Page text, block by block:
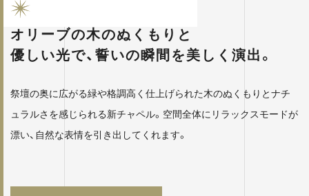
オリーブの木のぬくもりと
優しい光で、 誓いの瞬間を美しく演出。
祭壇の奥に広がる緑や格調高く仕上げられた木のぬくもりとナチ
ュラルさを感じられる新チャペル。空間全体にリラックスモードが
漂い、自然な表情を引き出してくれます。